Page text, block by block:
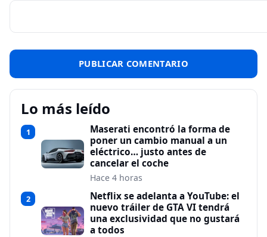
Lo más leído
1
Maserati encontró la forma de
poner un cambio manual a un
eléctrico… justo antes de
cancelar el coche
Hace 4 horas
2
Netflix se adelanta a YouTube: el
nuevo tráiler de GTA VI tendrá
una exclusividad que no gustará
a todos